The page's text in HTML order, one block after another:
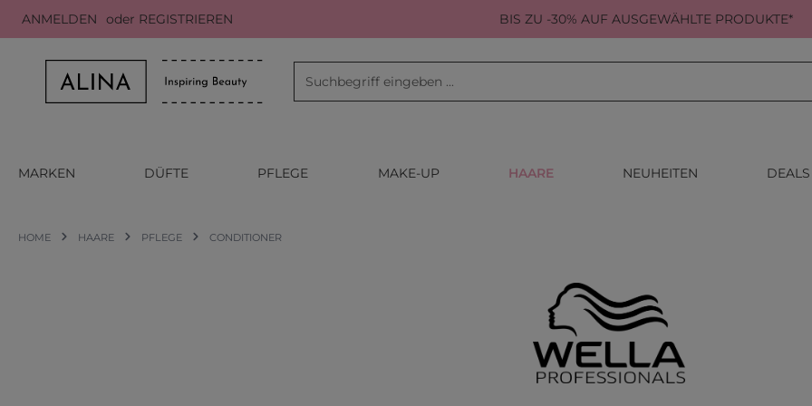
Hauptinhalt springen
Zur Suche springen
Zur Hauptnavigation springen
ANMELDEN oder REGISTRIEREN BIS ZU -30% AUF AUSGEWÄHLTE PRODUKTE*
MARKEN DÜFTE PFLEGE MAKE-UP HAARE NEUHEITEN DEALS
HOME HAARE PFLEGE CONDITIONER